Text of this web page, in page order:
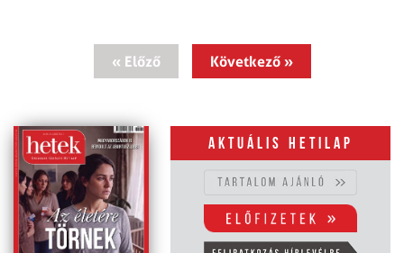
« Előző Következő »
Aktuális hetilap